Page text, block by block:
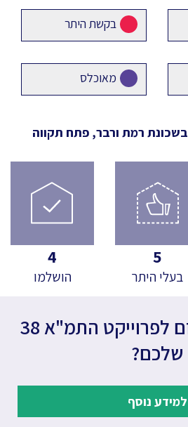
בקשת היתר
מאוכלס
בשכונת רמת ורבר, פתח תקווה
5
בעלי היתר
4
הושלמו
רוצים לבחור יזם לפרוייקט התמ"א 38
שלכם?
למידע נוסף